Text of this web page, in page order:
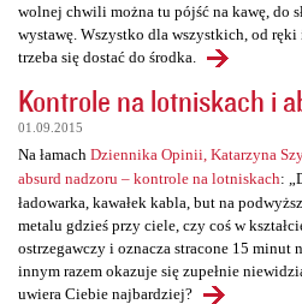
wolnej chwili można tu pójść na kawę, do
wystawę. Wszystko dla wszystkich, od
trzeba się dostać do środka.
Kontrole na lotniskach i
01.09.2015
Na łamach Dziennika Opinii, Katarzyna
absurd nadzoru – kontrole na lotniskach:
ładowarka, kawałek kabla, but na
metalu gdzieś przy ciele, czy coś w
ostrzegawczy i oznacza stracone 15 minut
innym razem okazuje się zupełnie
uwiera Ciebie najbardziej?